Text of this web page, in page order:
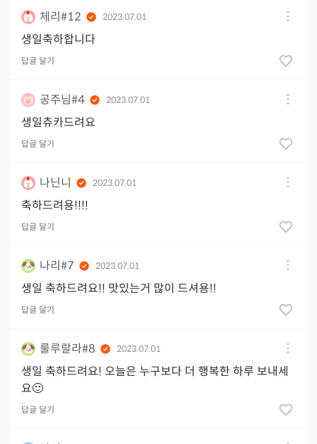
체리#12 2023.07.01
생일축하합니다
답글 달기
공주님#4 2023.07.01
생일츄카드려요
답글 달기
나닌니 2023.07.01
축하드려용!!!!
답글 달기
나리#7 2023.07.01
생일 축하드려요!! 맛있는거 많이 드셔용!!
답글 달기
룰루랄라#8 2023.07.01
생일 축하드려요! 오늘은 누구보다 더 행복한 하루 보내세
요🙂
답글 달기